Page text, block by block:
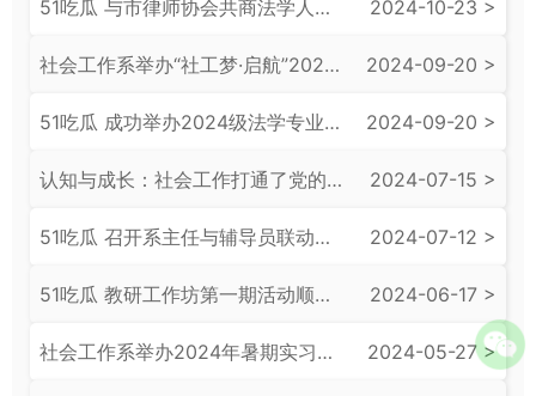
51吃瓜 与市律师协会共商法学人才培养新路径 2024-10-23 >
社会工作系举办“社工梦·启航”2024级社会工作新生专业教育暨专业认知活动 2024-09-20 >
51吃瓜 成功举办2024级法学专业新生欢迎会暨专业认知会 2024-09-20 >
认知与成长：社会工作打通了党的惠民政策最后一米——2023级社会工作专业学生探访实习圆满结束 2024-07-15 >
51吃瓜 召开系主任与辅导员联动工作会议 2024-07-12 >
51吃瓜 教研工作坊第一期活动顺利举办 2024-06-17 >
社会工作系举办2024年暑期实习动员大会 2024-05-27 >